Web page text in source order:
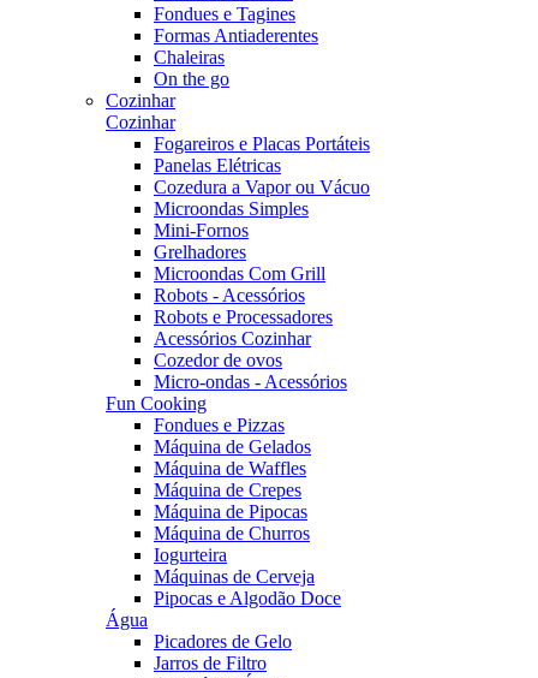
Fondues e Tagines
Formas Antiaderentes
Chaleiras
On the go
Cozinhar
Cozinhar
Fogareiros e Placas Portáteis
Panelas Elétricas
Cozedura a Vapor ou Vácuo
Microondas Simples
Mini-Fornos
Grelhadores
Microondas Com Grill
Robots - Acessórios
Robots e Processadores
Acessórios Cozinhar
Cozedor de ovos
Micro-ondas - Acessórios
Fun Cooking
Fondues e Pizzas
Máquina de Gelados
Máquina de Waffles
Máquina de Crepes
Máquina de Pipocas
Máquina de Churros
Iogurteira
Máquinas de Cerveja
Pipocas e Algodão Doce
Água
Picadores de Gelo
Jarros de Filtro